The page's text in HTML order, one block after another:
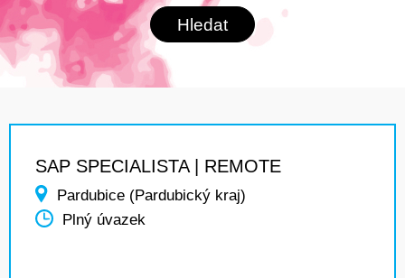
SAP SPECIALISTA | REMOTE
Pardubice (Pardubický kraj)
Plný úvazek